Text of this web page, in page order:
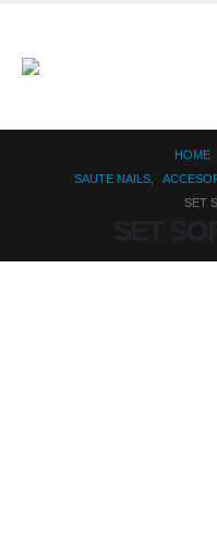
HOME
SAUTE NAILS
SET